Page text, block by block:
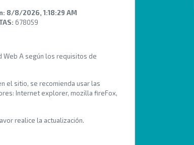
8/8/2026, 1:18:29 AM
678059
Web A según los requisitos de
el sitio, se recomienda usar las
Internet explorer, mozilla fireFox,
realice la actualización.